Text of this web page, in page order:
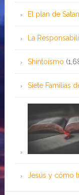
El plan de
La
Shintoísmo
Siete Familias
Jesús y cómo